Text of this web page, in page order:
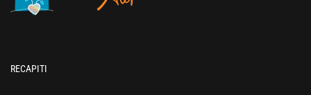
RECAPITI